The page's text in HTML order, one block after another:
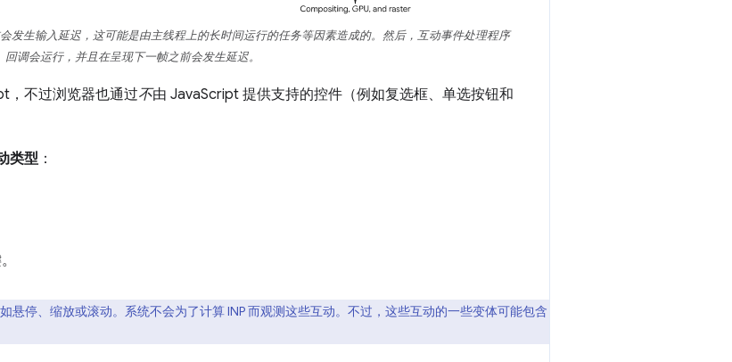
发生输入延迟，这可能是由主线程上的长时间运行的任务等因素造成的。然后，互动事件处理程序
回调会运行，并且在呈现下一帧之前会发生延迟。
，不过浏览器也通过不由 JavaScript 提供支持的控件（例如复选框、单选按钮和
类型 ：
悬停、缩放或滚动。系统不会为了计算 INP 而观测这些互动。不过，这些互动的一些变体可能包含